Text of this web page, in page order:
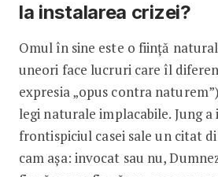
la instalarea crizei?
Omul în sine este o ființă
uneori face lucruri care îl
expresia „opus contra
legi naturale implacabile. Jung
frontispiciul casei sale un citat
cam așa: invocat sau nu,